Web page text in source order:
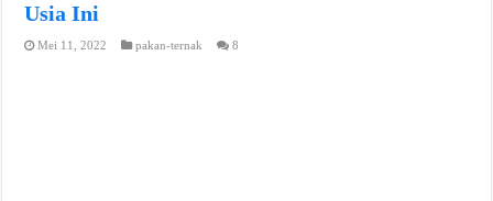
Usia Ini
Mei 11, 2022 pakan-ternak 8